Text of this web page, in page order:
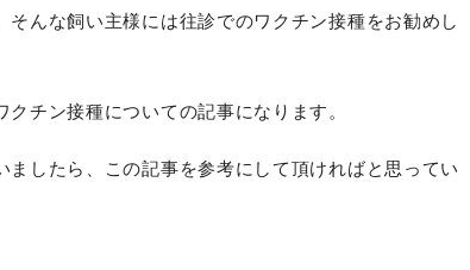
んな飼い主様には往診でのワクチン接種をお勧めし
チン接種についての記事になります。
したら、この記事を参考にして頂ければと思ってい